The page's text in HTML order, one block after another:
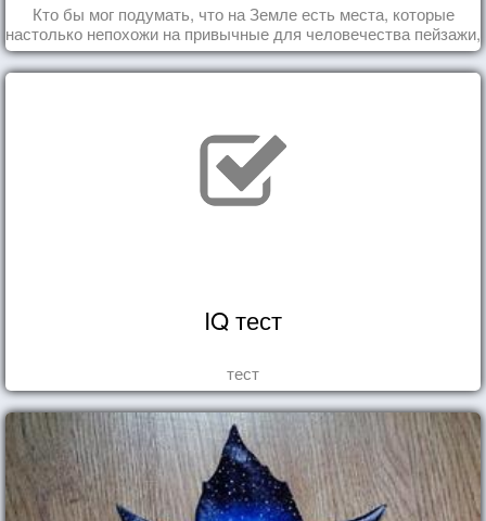
Кто бы мог подумать, что на Земле есть места, которые
настолько непохожи на привычные для человечества пейзажи,
что кажутся и вовсе инопланетными!
IQ тест
тест